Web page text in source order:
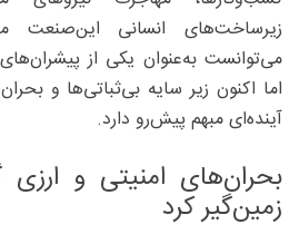
زیرساخت‌های انسانی این‌صنعت
می‌توانست به‌عنوان یکی از
اما اکنون زیر سایه بی‌ثباتی‌ها و
آینده‌ای مبهم پیش‌رو دارد.
بحران‌های امنیتی و ارزی
زمین‌گیر کرد